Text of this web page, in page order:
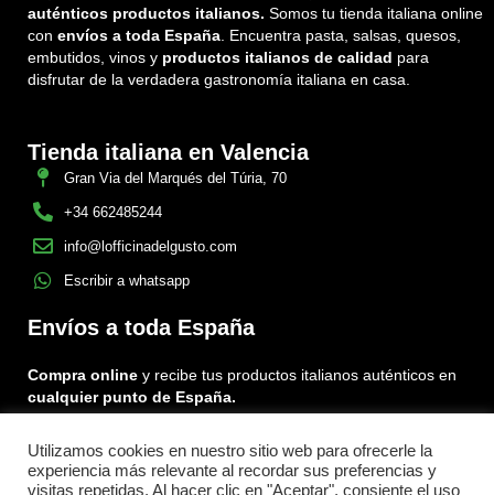
auténticos productos italianos. Somos tu tienda italiana online
con envíos a toda España . Encuentra pasta, salsas, quesos,
embutidos, vinos y productos italianos de calidad para
disfrutar de la verdadera gastronomía italiana en casa.
Tienda italiana en Valencia
Gran Via del Marqués del Túria, 70
+34 662485244
info@lofficinadelgusto.com
Escribir a whatsapp
Envíos a toda España
Compra online y recibe tus productos italianos auténticos en
cualquier punto de España.
Encuéntranos en:
Utilizamos cookies en nuestro sitio web para ofrecerle la
experiencia más relevante al recordar sus preferencias y
visitas repetidas. Al hacer clic en "Aceptar", consiente el uso